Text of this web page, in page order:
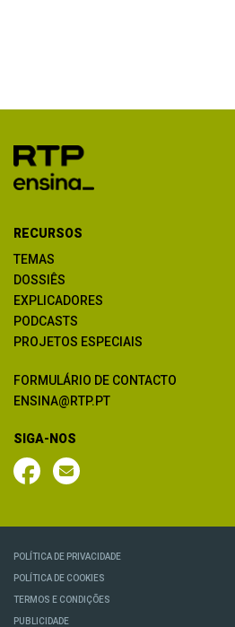
RECURSOS
TEMAS
DOSSIÊS
EXPLICADORES
PODCASTS
PROJETOS ESPECIAIS
FORMULÁRIO DE CONTACTO
ENSINA@RTP.PT
SIGA-NOS
POLÍTICA DE PRIVACIDADE
POLÍTICA DE COOKIES
TERMOS E CONDIÇÕES
PUBLICIDADE